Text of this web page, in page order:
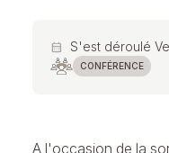
calendar_month S'est déroulé
CONFÉRENCE
A l'occasion de la